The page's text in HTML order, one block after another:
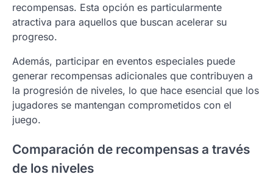
recompensas. Esta opción es particularmente
atractiva para aquellos que buscan acelerar su
progreso.
Además, participar en eventos especiales puede
generar recompensas adicionales que contribuyen a
la progresión de niveles, lo que hace esencial que los
jugadores se mantengan comprometidos con el
juego.
Comparación de recompensas a través
de los niveles